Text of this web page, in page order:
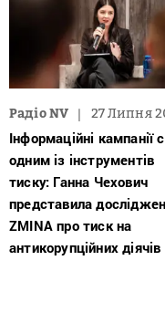
Радіо NV 27 Липня
Інформаційні кампанії
одним із інструментів
тиску: Ганна Чехович
представила
ZMINA про тиск на
антикорупційних діячів